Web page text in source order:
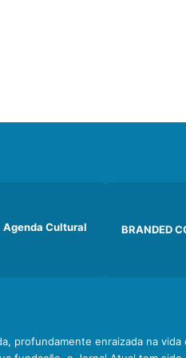
Agenda Cultural BRANDED
profundamente enraizada na vida